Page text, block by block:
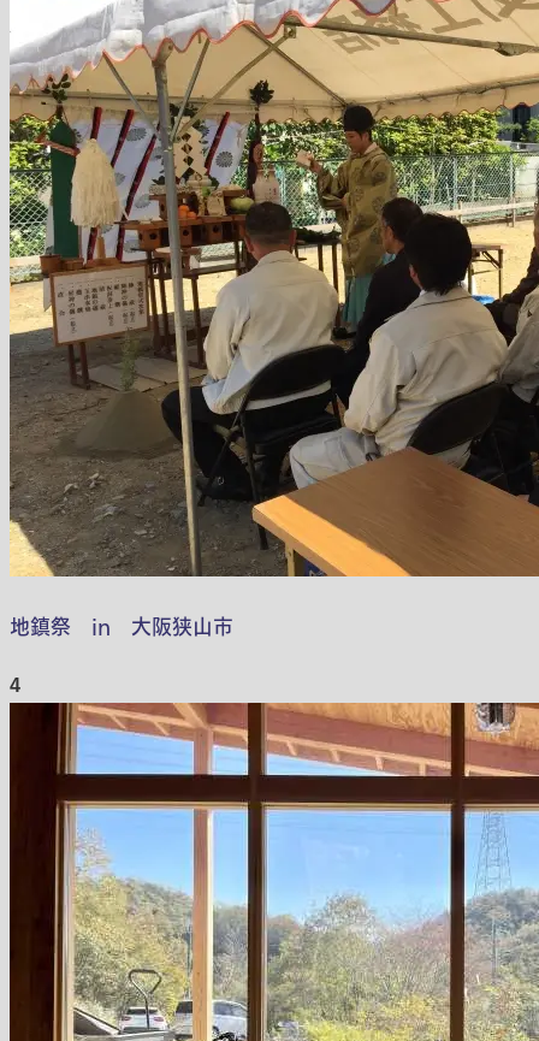
地鎮祭 in 大阪狭山市
4